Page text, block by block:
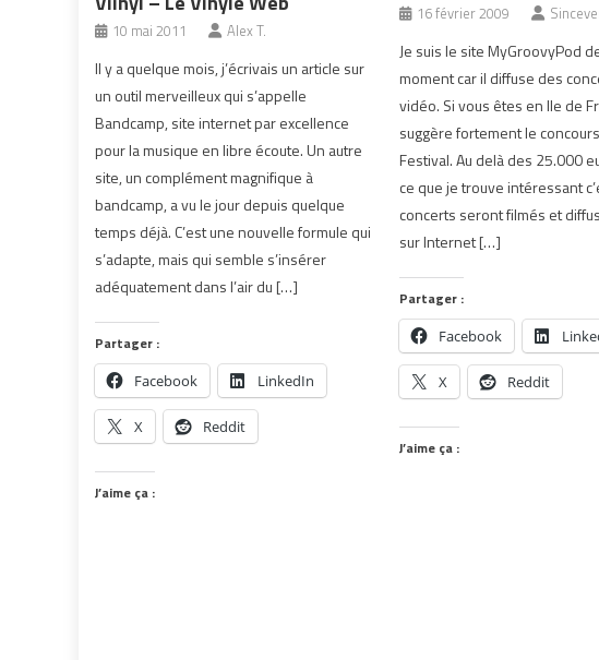
10 mai 2011 Alex T.
Il y a quelque mois, j’écrivais un article sur
un outil merveilleux qui s’appelle
Bandcamp, site internet par excellence
pour la musique en libre écoute. Un autre
site, un complément magnifique à
bandcamp, a vu le jour depuis quelque
temps déjà. C’est une nouvelle formule qui
s’adapte, mais qui semble s’insérer
adéquatement dans l’air du […]
Partager :
Facebook LinkedIn
X Reddit
J’aime ça :
16 février 2009
Je suis le site MyGroovyPod
moment car il diffuse des
vidéo. Si vous êtes en Ile de
suggère fortement le
Festival. Au delà des 25.000
ce que je trouve intéressant
concerts seront filmés et
sur Internet […]
Partager :
Facebook
X Reddit
J’aime ça :